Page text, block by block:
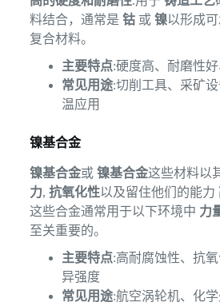
料结合，通常是 钴或 镍以形成
复合材料。
主要特点:硬度高、耐磨性
常见用途:切削工具、采矿
温应用
镍基合金
镍基合金或 镍基合金这些材料以
力, 抗氧化性以及留住他们的能力
这些合金通常用于以下环境中 力
至关重要的。
主要特点:高耐腐蚀性、抗
异强度
常见用途:航空涡轮机、化